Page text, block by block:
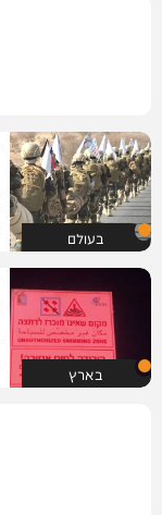
בעולם
בארץ